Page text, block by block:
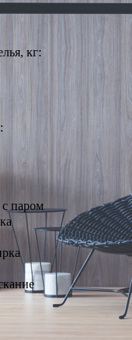
кг:
с паром